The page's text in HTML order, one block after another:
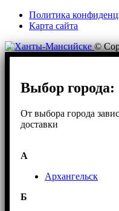
Политика
Карта сайта
©
Выбор города:
От выбора города
доставки
А
Архангельск
Б